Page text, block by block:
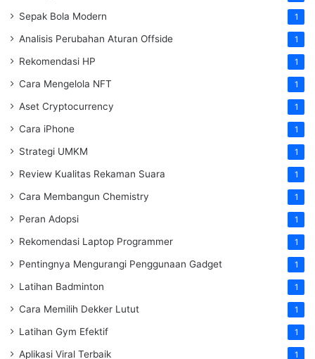
Sepak Bola Modern 1
Analisis Perubahan Aturan Offside 1
Rekomendasi HP 1
Cara Mengelola NFT 1
Aset Cryptocurrency 1
Cara iPhone 1
Strategi UMKM 1
Review Kualitas Rekaman Suara 1
Cara Membangun Chemistry 1
Peran Adopsi 1
Rekomendasi Laptop Programmer 1
Pentingnya Mengurangi Penggunaan Gadget 1
Latihan Badminton 1
Cara Memilih Dekker Lutut 1
Latihan Gym Efektif 1
Aplikasi Viral Terbaik 1